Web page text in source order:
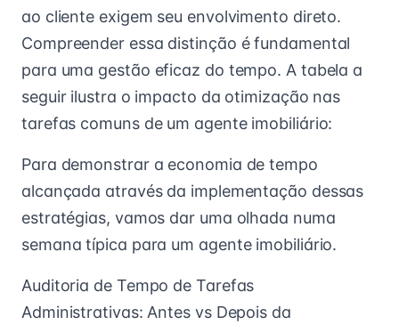
ao cliente exigem seu envolvimento direto.
Compreender essa distinção é fundamental
para uma gestão eficaz do tempo. A tabela a
seguir ilustra o impacto da otimização nas
tarefas comuns de um agente imobiliário:
Para demonstrar a economia de tempo
alcançada através da implementação dessas
estratégias, vamos dar uma olhada numa
semana típica para um agente imobiliário.
Auditoria de Tempo de Tarefas
Administrativas: Antes vs Depois da